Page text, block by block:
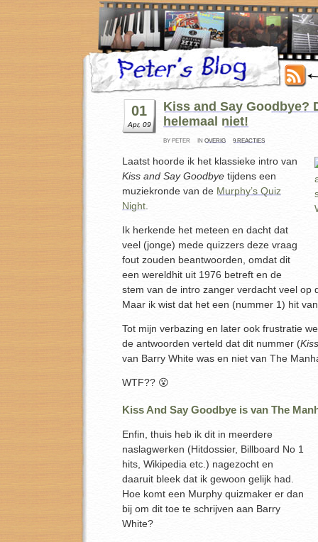
01
Apr, 09
Kiss and Say Goodbye?
helemaal niet!
BY PETER IN OVERIG 9 REACTIES
Laatst hoorde ik het klassieke intro van
Kiss and Say Goodbye tijdens een
muziekronde van de Murphy’s Quiz
Night.
Ik herkende het meteen en dacht dat
veel (jonge) mede quizzers deze vraag
fout zouden beantwoorden, omdat dit
een wereldhit uit 1976 betreft en de
stem van de intro zanger verdacht veel op
Maar ik wist dat het een (nummer 1) hit
Tot mijn verbazing en later ook frustratie
de antwoorden verteld dat dit nummer (
van Barry White was en niet van The
WTF?? 😮
Kiss And Say Goodbye is van The
Enfin, thuis heb ik dit in meerdere
naslagwerken (Hitdossier, Billboard No 1
hits, Wikipedia etc.) nagezocht en
daaruit bleek dat ik gewoon gelijk had.
Hoe komt een Murphy quizmaker er dan
bij om dit toe te schrijven aan Barry
White?